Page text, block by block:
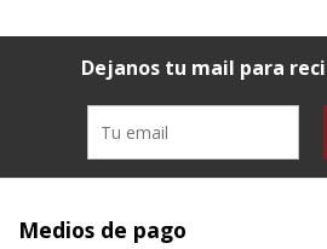
Dejanos tu mail para
Medios de pago